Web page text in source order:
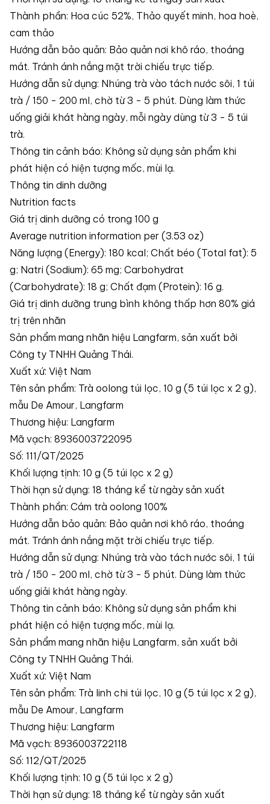
Thành phần: Hoa cúc 52%, Thảo quyết minh, hoa hoè,
cam thảo
Hướng dẫn bảo quản: Bảo quản nơi khô ráo, thoáng
mát. Tránh ánh nắng mặt trời chiếu trực tiếp.
Hướng dẫn sử dụng: Nhúng trà vào tách nước sôi, 1 túi
trà / 150 - 200 ml, chờ từ 3 - 5 phút. Dùng làm thức
uống giải khát hàng ngày, mỗi ngày dùng từ 3 - 5 túi
trà.
Thông tin cảnh báo: Không sử dụng sản phẩm khi
phát hiện có hiện tượng mốc, mùi lạ.
Thông tin dinh dưỡng
Nutrition facts
Giá trị dinh dưỡng có trong 100 g
Average nutrition information per (3.53 oz)
Năng lượng (Energy): 180 kcal; Chất béo (Total fat): 5
g; Natri (Sodium): 65 mg; Carbohydrat
(Carbohydrate): 18 g; Chất đạm (Protein): 16 g.
Giá trị dinh dưỡng trung bình không thấp hơn 80% giá
trị trên nhãn
Sản phẩm mang nhãn hiệu Langfarm, sản xuất bởi
Công ty TNHH Quảng Thái.
Xuất xứ: Việt Nam
Tên sản phẩm: Trà oolong túi lọc, 10 g (5 túi lọc x 2 g),
mẫu De Amour, Langfarm
Thương hiệu: Langfarm
Mã vạch: 8936003722095
Số: 111/QT/2025
Khối lượng tịnh: 10 g (5 túi lọc x 2 g)
Thời hạn sử dụng: 18 tháng kể từ ngày sản xuất
Thành phần: Cám trà oolong 100%
Hướng dẫn bảo quản: Bảo quản nơi khô ráo, thoáng
mát. Tránh ánh nắng mặt trời chiếu trực tiếp.
Hướng dẫn sử dụng: Nhúng trà vào tách nước sôi, 1 túi
trà / 150 - 200 ml, chờ từ 3 - 5 phút. Dùng làm thức
uống giải khát hàng ngày.
Thông tin cảnh báo: Không sử dụng sản phẩm khi
phát hiện có hiện tượng mốc, mùi lạ.
Sản phẩm mang nhãn hiệu Langfarm, sản xuất bởi
Công ty TNHH Quảng Thái.
Xuất xứ: Việt Nam
Tên sản phẩm: Trà linh chi túi lọc, 10 g (5 túi lọc x 2 g),
mẫu De Amour, Langfarm
Thương hiệu: Langfarm
Mã vạch: 8936003722118
Số: 112/QT/2025
Khối lượng tịnh: 10 g (5 túi lọc x 2 g)
Thời hạn sử dụng: 18 tháng kể từ ngày sản xuất